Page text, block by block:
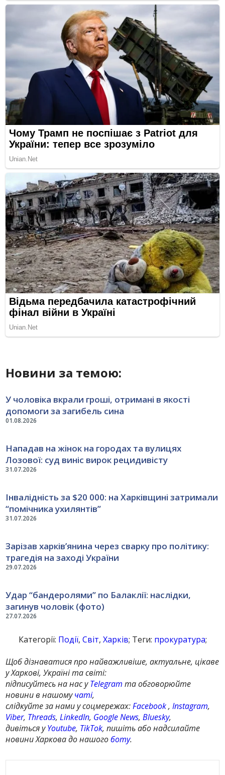
Новини за темою:
01.08.2026
У чоловіка вкрали гроші, отримані в якості
допомоги за загибель сина
31.07.2026
Нападав на жінок на городах та вулицях
Лозової: суд виніс вирок рецидивісту
31.07.2026
Інвалідність за $20 000: на Харківщині затримали
“помічника ухилянтів”
29.07.2026
Зарізав харків’янина через сварку про політику:
трагедія на заході України
27.07.2026
Удар “бандеролями” по Балаклії: наслідки,
загинув чоловік (фото)
Категорії: Події, Світ, Харків; Теги: прокуратура;
Щоб дізнаватися про найважливіше, актуальне, цікаве
у Харкові, Україні та світі:
підписуйтесь на нас уTelegram та обговорюйте
новини в нашомучаті,
слідкуйте за нами у соцмережах:Facebook,Instagram,
Viber, Threads,LinkedIn, Google News,Bluesky,
дивіться уYoutube, TikTok, пишіть або надсилайте
новини Харкова до нашогоботу.